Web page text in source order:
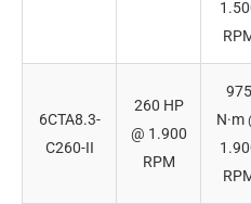
6CTA8.3-
C260-II
260 HP
@ 1.900
RPM
975
N·m